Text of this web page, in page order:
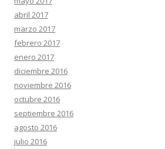
abril 2017
marzo 2017
febrero 2017
enero 2017
diciembre 2016
noviembre 2016
octubre 2016
septiembre 2016
agosto 2016
julio 2016